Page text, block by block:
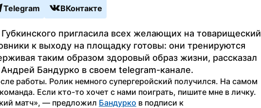
Telegram ВКонтакте
пригласила всех желающих на товарищеский
к выходу на площадку готовы: они тренируются
таким образом здоровый образ жизни, рассказал
Бандурко в своем telegram-канале.
работы. Ролик немного супергеройский получился. На самом
Если кто-то хочет с нами поиграть, пишите мне в личку.
матч», — предложил Бандурко в подписи к